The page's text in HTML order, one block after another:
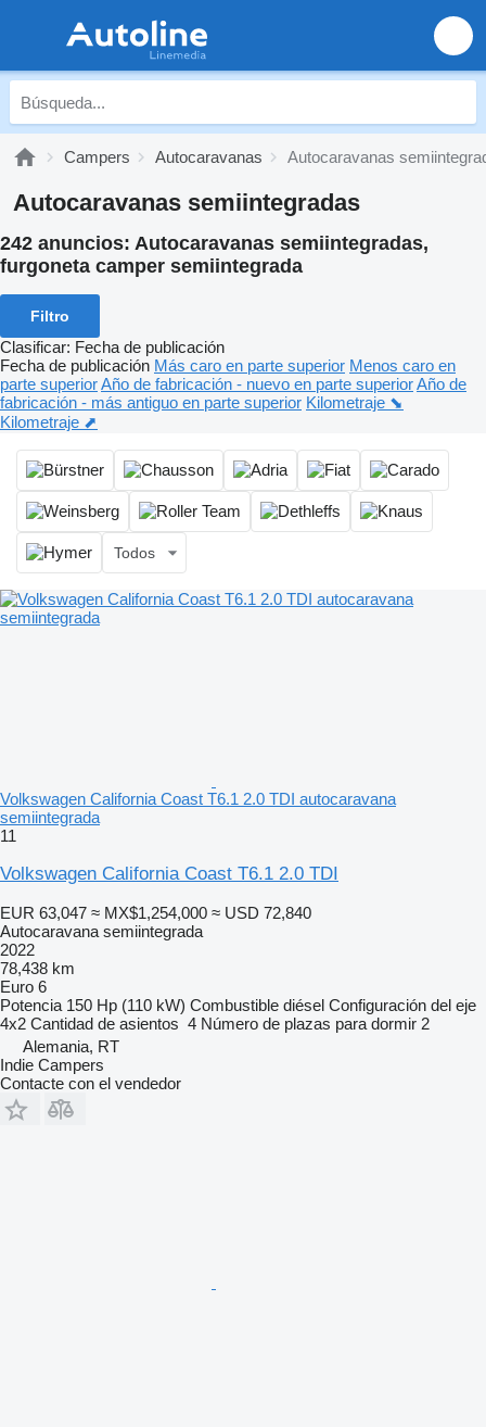
Campers Autocaravanas Autocaravanas
Autocaravanas semiintegradas
242 anuncios: Autocaravanas semiintegradas,
furgoneta camper semiintegrada
Filtro
Clasificar: Fecha de publicación
Fecha de publicación Más caro en parte superior Menos caro en
parte superiorAño de fabricación - nuevo en parte superiorAño de
fabricación - más antiguo en parte superior Kilometraje ⬊
Kilometraje ⬈
Todos
Volkswagen California Coast T6.1 2.0 TDI autocaravana
semiintegrada
11
Volkswagen California Coast T6.1 2.0 TDI
EUR 63,047 ≈ MX$1,254,000 ≈ USD 72,840
Autocaravana semiintegrada
2022
78,438 km
Euro 6
Potencia 150 Hp (110 kW) Combustible diésel Configuración del eje
4x2 Cantidad de asientos 4 Número de plazas para dormir 2
Alemania, RT
Indie Campers
Contacte con el vendedor